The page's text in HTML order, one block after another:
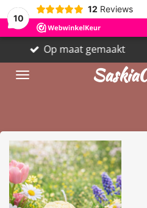
10
12 Reviews
Gratis